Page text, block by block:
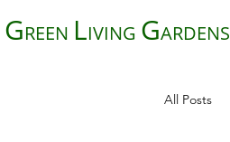
GREEN LIVING GARDENS
All Posts